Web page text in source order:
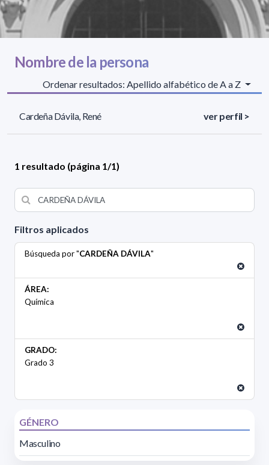
Filtros aplicados
Búsqueda por "CARDEÑA DÁVILA"
ÁREA:
Química
GRADO:
Grado 3
GÉNERO
Masculino
Nombre de la persona
Ordenar resultados: Apellido alfabético de A a Z
Cardeña Dávila, René ver perfil >
1 resultado (página 1/1)